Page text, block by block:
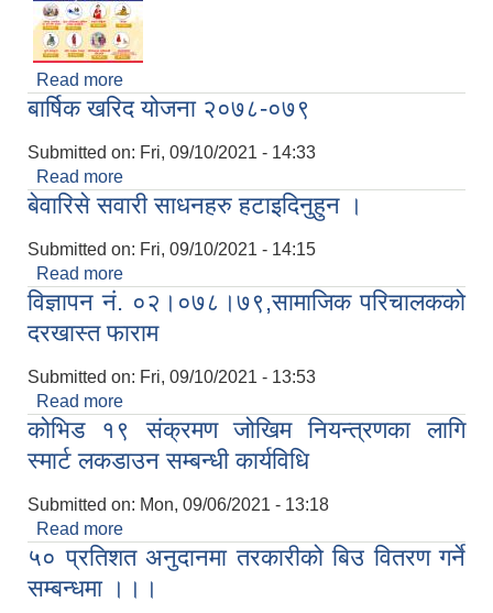
Read more
गरिएको बारे ।
बार्षिक खरिद योजना २०७८-०७९
Submitted on: Fri, 09/10/2021 - 14:33
Read more
बेवारिसे सवारी साधनहरु हटाइदिनुहुन ।
Submitted on: Fri, 09/10/2021 - 14:15
Read more
विज्ञापन नं. ०२।०७८।७९,सामाजिक परिचालकको
दरखास्त फाराम
Submitted on: Fri, 09/10/2021 - 13:53
Read more
दरखास्त फाराम
कोभिड १९ संक्रमण जोखिम नियन्त्रणका लागि
स्मार्ट लकडाउन सम्बन्धी कार्यविधि
Submitted on: Mon, 09/06/2021 - 13:18
Read more
स्मार्ट लकडाउन सम्बन्धी कार्यविधि
५० प्रतिशत अनुदानमा तरकारीको बिउ वितरण गर्ने
सम्बन्धमा ।।।